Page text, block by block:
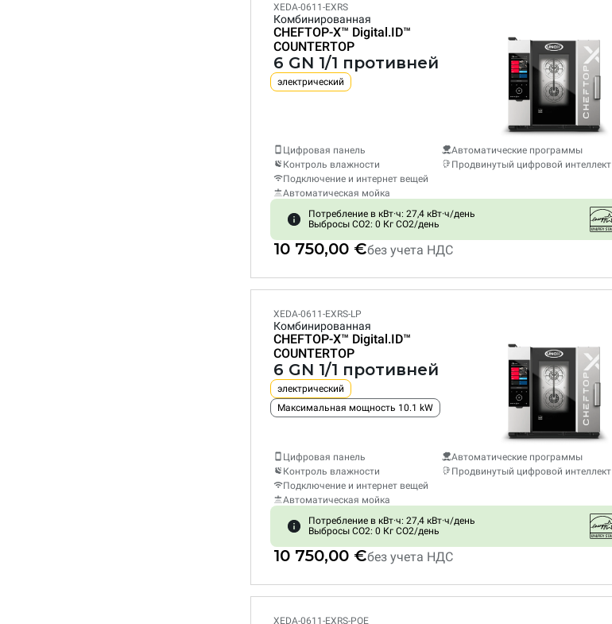
XEDA-0611-EXRS
Комбинированная
CHEFTOP-X™ Digital.ID™
COUNTERTOP
6 GN 1/1 противней
электрический
Цифровая панель
Контроль влажности
Подключение и интернет вещей
Автоматическая мойка
Автоматические программы
Продвинутый цифровой интеллект
Потребление в кВт·ч: 27,4 кВт·ч/день
Выбросы CO2: 0 Кг CO2/день
10 750,00 €без учета НДС
XEDA-0611-EXRS-LP
Комбинированная
CHEFTOP-X™ Digital.ID™
COUNTERTOP
6 GN 1/1 противней
электрический
Максимальная мощность 10.1 kW
Цифровая панель
Контроль влажности
Подключение и интернет вещей
Автоматическая мойка
Автоматические программы
Продвинутый цифровой интеллект
Потребление в кВт·ч: 27,4 кВт·ч/день
Выбросы CO2: 0 Кг CO2/день
10 750,00 €без учета НДС
XEDA-0611-EXRS-POE